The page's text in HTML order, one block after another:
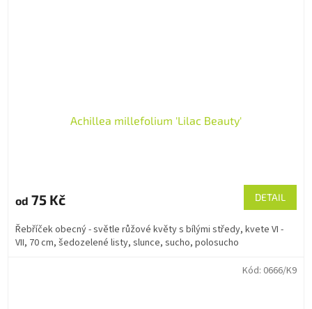
Achillea millefolium 'Lilac Beauty'
od 75 Kč DETAIL
Řebříček obecný - světle růžové květy s bílými středy, kvete VI -
VII, 70 cm, šedozelené listy, slunce, sucho, polosucho
Kód: 0666/K9